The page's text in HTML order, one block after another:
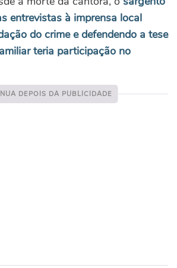
entrevistas à imprensa local
do crime e defendendo a tese
teria participação no